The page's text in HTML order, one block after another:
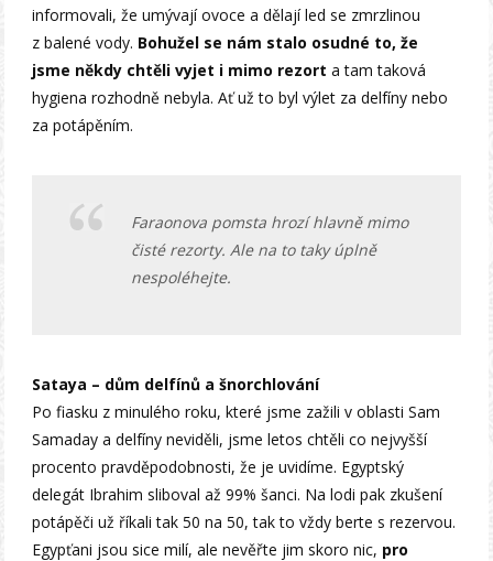
informovali, že umývají ovoce a dělají led se zmrzlinou
z balené vody. Bohužel se nám stalo osudné to, že
jsme někdy chtěli vyjet i mimo rezort a tam taková
hygiena rozhodně nebyla. Ať už to byl výlet za delfíny nebo
za potápěním.
Faraonova pomsta hrozí hlavně mimo
čisté rezorty. Ale na to taky úplně
nespoléhejte.
Sataya – dům delfínů a šnorchlování
Po fiasku z minulého roku, které jsme zažili v oblasti Sam
Samaday a delfíny neviděli, jsme letos chtěli co nejvyšší
procento pravděpodobnosti, že je uvidíme. Egyptský
delegát Ibrahim sliboval až 99% šanci. Na lodi pak zkušení
potápěči už říkali tak 50 na 50, tak to vždy berte s rezervou.
Egypťani jsou sice milí, ale nevěřte jim skoro nic, pro